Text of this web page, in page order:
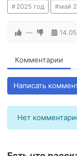
2025 год май
—
Комментарии
Написать
Нет